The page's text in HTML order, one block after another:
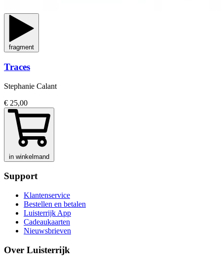
fragment
Traces
Stephanie Calant
€ 25,00
in winkelmand
Support
Klantenservice
Bestellen en betalen
Luisterrijk App
Cadeaukaarten
Nieuwsbrieven
Over Luisterrijk